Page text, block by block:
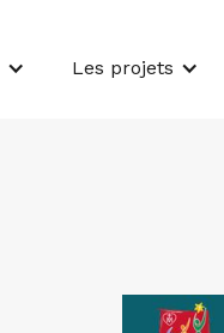
Les projets